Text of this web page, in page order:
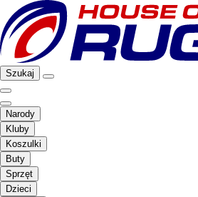
Szukaj
Narody
Kluby
Koszulki
Buty
Sprzęt
Dzieci